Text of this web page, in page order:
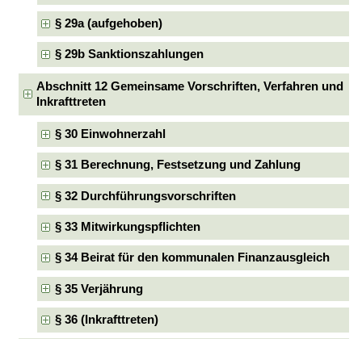
§ 29a (aufgehoben)
§ 29b Sanktionszahlungen
Abschnitt 12 Gemeinsame Vorschriften, Verfahren und
Inkrafttreten
§ 30 Einwohnerzahl
§ 31 Berechnung, Festsetzung und Zahlung
§ 32 Durchführungsvorschriften
§ 33 Mitwirkungspflichten
§ 34 Beirat für den kommunalen Finanzausgleich
§ 35 Verjährung
§ 36 (Inkrafttreten)